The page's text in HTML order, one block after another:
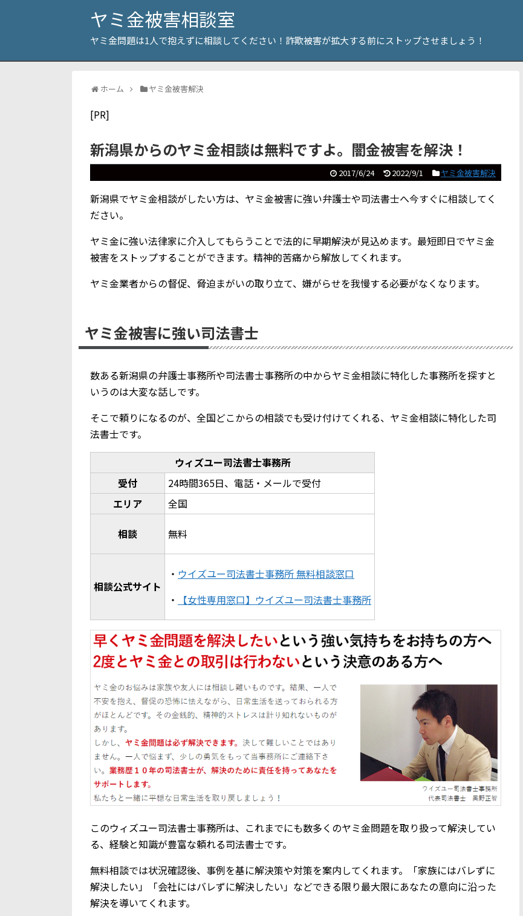
ヤミ金被害相談室
ヤミ金問題は1人で抱えずに相談してください！詐欺被害が拡大する前にストップさせましょう！
ホーム ヤミ金被害解決
[PR]
新潟県からのヤミ金相談は無料ですよ。闇金被害を解決！
2017/6/24 2022/9/1 ヤミ金被害解決
新潟県でヤミ金相談がしたい方は、ヤミ金被害に強い弁護士や司法書士へ今すぐに相談してく
ださい。
ヤミ金に強い法律家に介入してもらうことで法的に早期解決が見込めます。最短即日でヤミ金
被害をストップすることができます。精神的苦痛から解放してくれます。
ヤミ金業者からの督促、脅迫まがいの取り立て、嫌がらせを我慢する必要がなくなります。
ヤミ金被害に強い司法書士
数ある新潟県の弁護士事務所や司法書士事務所の中からヤミ金相談に特化した事務所を探すと
いうのは大変な話しです。
そこで頼りになるのが、全国どこからの相談でも受け付けてくれる、ヤミ金相談に特化した司
法書士です。
ウィズユー司法書士事務所
受付
24時間365日、電話・メールで受付
エリア
全国
相談 無料
相談公式サイト
・ ウイズユー司法書士事務所 無料相談窓口
・
【女性専用窓口】ウイズユー司法書士事務所
このウィズユー司法書士事務所は、これまでにも数多くのヤミ金問題を取り扱って解決してい
る、経験と知識が豊富な頼れる司法書士です。
無料相談では状況確認後、事例を基に解決策や対策を案内してくれます。「家族にはバレずに
解決したい」「会社にはバレずに解決したい」などできる限り最大限にあなたの意向に沿った
解決を導いてくれます。